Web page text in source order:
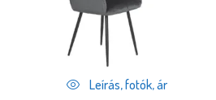
Leírás, fotók, ár